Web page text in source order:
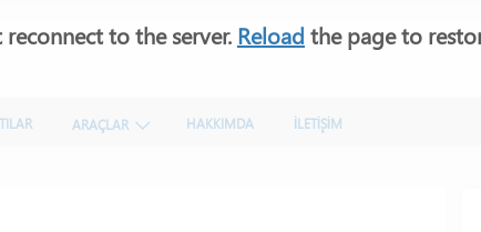
ARAÇLAR HAKKIMDA İLETİŞİM
to the server. Reload the page to